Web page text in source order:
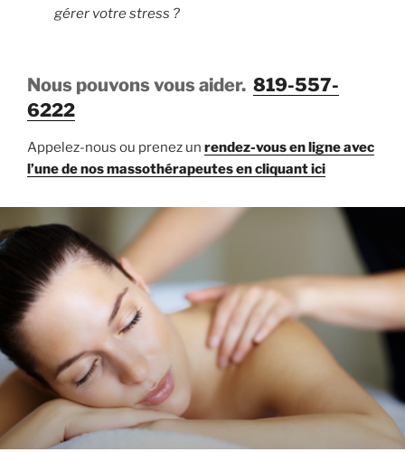
gérer votre stress ?
Nous pouvons vous aider. 819-557-
6222
Appelez-nous ou prenez un rendez-vous en ligne avec
l’une de nos massothérapeutes en cliquant ici